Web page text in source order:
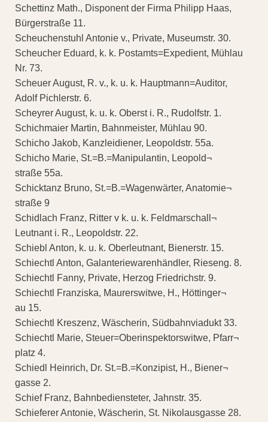
Schettinz Math., Disponent der Firma Philipp Haas,
Bürgerstraße 11.
Scheuchenstuhl Antonie v., Private, Museumstr. 30.
Scheucher Eduard, k. k. Postamts=Expedient, Mühlau
Nr. 73.
Scheuer August, R. v., k. u. k. Hauptmann=Auditor,
Adolf Pichlerstr. 6.
Scheyrer August, k. u. k. Oberst i. R., Rudolfstr. 1.
Schichmaier Martin, Bahnmeister, Mühlau 90.
Schicho Jakob, Kanzleidiener, Leopoldstr. 55a.
Schicho Marie, St.=B.=Manipulantin, Leopold¬
straße 55a.
Schicktanz Bruno, St.=B.=Wagenwärter, Anatomie¬
straße 9
Schidlach Franz, Ritter v k. u. k. Feldmarschall¬
Leutnant i. R., Leopoldstr. 22.
Schiebl Anton, k. u. k. Oberleutnant, Bienerstr. 15.
Schiechtl Anton, Galanteriewarenhändler, Rieseng. 8.
Schiechtl Fanny, Private, Herzog Friedrichstr. 9.
Schiechtl Franziska, Maurerswitwe, H., Höttinger¬
au 15.
Schiechtl Kreszenz, Wäscherin, Südbahnviadukt 33.
Schiechtl Marie, Steuer=Oberinspektorswitwe, Pfarr¬
platz 4.
Schiedl Heinrich, Dr. St.=B.=Konzipist, H., Biener¬
gasse 2.
Schief Franz, Bahnbediensteter, Jahnstr. 35.
Schieferer Antonie, Wäscherin, St. Nikolausgasse 28.